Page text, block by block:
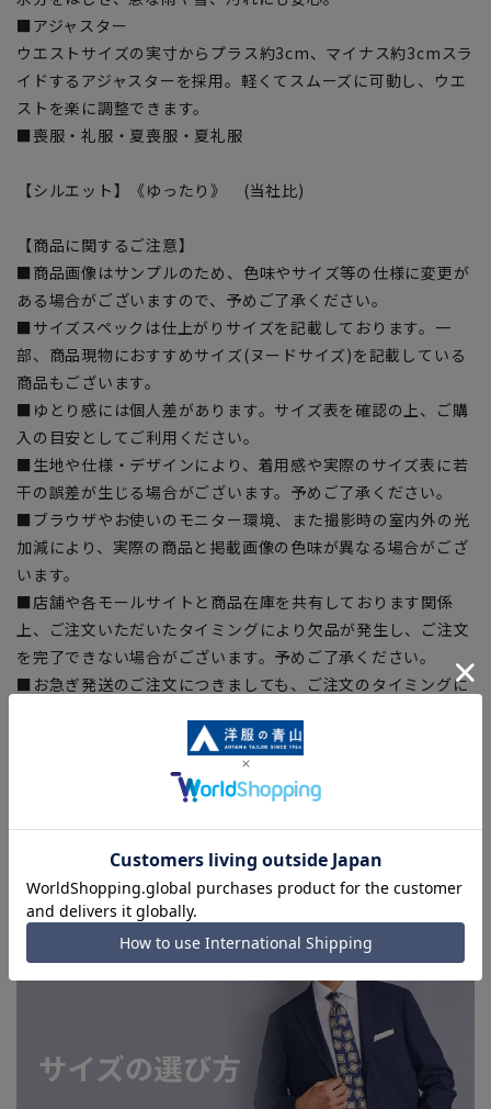
■アジャスター
ウエストサイズの実寸からプラス約3cm、マイナス約3cmスラ
イドするアジャスターを採用。軽くてスムーズに可動し、ウエ
ストを楽に調整できます。
■喪服・礼服・夏喪服・夏礼服
【シルエット】《ゆったり》 (当社比)
【商品に関するご注意】
■商品画像はサンプルのため、色味やサイズ等の仕様に変更が
ある場合がございますので、予めご了承ください。
■サイズスペックは仕上がりサイズを記載しております。一
部、商品現物におすすめサイズ(ヌードサイズ)を記載している
商品もございます。
■ゆとり感には個人差があります。サイズ表を確認の上、ご購
入の目安としてご利用ください。
■生地や仕様・デザインにより、着用感や実際のサイズ表に若
干の誤差が生じる場合がございます。予めご了承ください。
■ブラウザやお使いのモニター環境、また撮影時の室内外の光
加減により、実際の商品と掲載画像の色味が異なる場合がござ
います。
■店舗や各モールサイトと商品在庫を共有しております関係
上、ご注文いただいたタイミングにより欠品が発生し、ご注文
を完了できない場合がございます。予めご了承ください。
■お急ぎ発送のご注文につきましても、ご注文のタイミングに